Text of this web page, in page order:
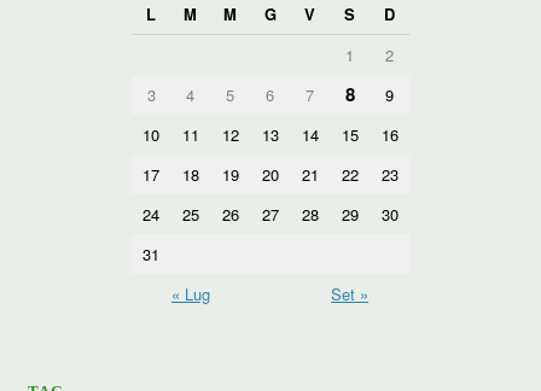
L
M M G V S
D
1
2
3
4 5 6 7 8
9
10
11 12 13 14 15
16
17
18 19 20 21 22
23
24
25 26 27 28 29
30
31
« Lug
Set »